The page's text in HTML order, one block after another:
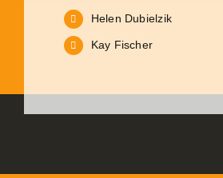
Helen Dubielzik
Kay Fischer